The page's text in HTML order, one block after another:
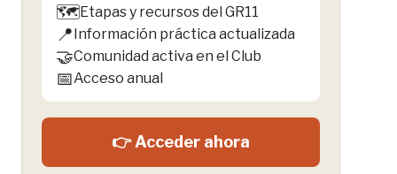
🗺️Etapas y recursos del GR11
📍Información práctica actualizada
🤝Comunidad activa en el Club
📅Acceso anual
👉 Acceder ahora